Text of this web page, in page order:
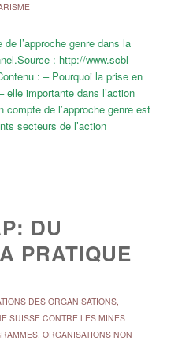
l’approche genre dans la
: http://www.scbl-
: – Pourquoi la prise en
elle importante dans l’action
de l’approche genre est
secteurs de l’action
DU
PRATIQUE
DES ORGANISATIONS,
SUISSE CONTRE LES MINES
, ORGANISATIONS NON